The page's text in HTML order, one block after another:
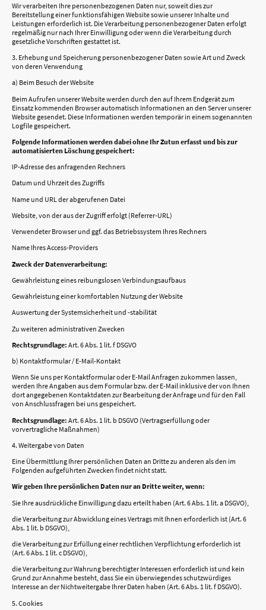
Wir verarbeiten Ihre personenbezogenen Daten nur, soweit dies zur
Bereitstellung einer funktionsfähigen Website sowie unserer Inhalte und
Leistungen erforderlich ist. Die Verarbeitung personenbezogener Daten erfolgt
regelmäßig nur nach Ihrer Einwilligung oder wenn die Verarbeitung durch
gesetzliche Vorschriften gestattet ist.
3. Erhebung und Speicherung personenbezogener Daten sowie Art und Zweck
von deren Verwendung
a) Beim Besuch der Website
Beim Aufrufen unserer Website werden durch den auf Ihrem Endgerät zum
Einsatz kommenden Browser automatisch Informationen an den Server unserer
Website gesendet. Diese Informationen werden temporär in einem sogenannten
Logfile gespeichert.
Folgende Informationen werden dabei ohne Ihr Zutun erfasst und bis zur
automatisierten Löschung gespeichert:
IP-Adresse des anfragenden Rechners
Datum und Uhrzeit des Zugriffs
Name und URL der abgerufenen Datei
Website, von der aus der Zugriff erfolgt (Referrer-URL)
Verwendeter Browser und ggf. das Betriebssystem Ihres Rechners
Name Ihres Access-Providers
Zweck der Datenverarbeitung:
Gewährleistung eines reibungslosen Verbindungsaufbaus
Gewährleistung einer komfortablen Nutzung der Website
Auswertung der Systemsicherheit und -stabilität
Zu weiteren administrativen Zwecken
Rechtsgrundlage: Art. 6 Abs. 1 lit. f DSGVO
b) Kontaktformular / E-Mail-Kontakt
Wenn Sie uns per Kontaktformular oder E-Mail Anfragen zukommen lassen,
werden Ihre Angaben aus dem Formular bzw. der E-Mail inklusive der von Ihnen
dort angegebenen Kontaktdaten zur Bearbeitung der Anfrage und für den Fall
von Anschlussfragen bei uns gespeichert.
Rechtsgrundlage: Art. 6 Abs. 1 lit. b DSGVO (Vertragserfüllung oder
vorvertragliche Maßnahmen)
4. Weitergabe von Daten
Eine Übermittlung Ihrer persönlichen Daten an Dritte zu anderen als den im
Folgenden aufgeführten Zwecken findet nicht statt.
Wir geben Ihre persönlichen Daten nur an Dritte weiter, wenn:
Sie Ihre ausdrückliche Einwilligung dazu erteilt haben (Art. 6 Abs. 1 lit. a DSGVO),
die Verarbeitung zur Abwicklung eines Vertrags mit Ihnen erforderlich ist (Art. 6
Abs. 1 lit. b DSGVO),
die Verarbeitung zur Erfüllung einer rechtlichen Verpflichtung erforderlich ist
(Art. 6 Abs. 1 lit. c DSGVO),
die Verarbeitung zur Wahrung berechtigter Interessen erforderlich ist und kein
Grund zur Annahme besteht, dass Sie ein überwiegendes schutzwürdiges
Interesse an der Nichtweitergabe Ihrer Daten haben (Art. 6 Abs. 1 lit. f DSGVO).
5. Cookies